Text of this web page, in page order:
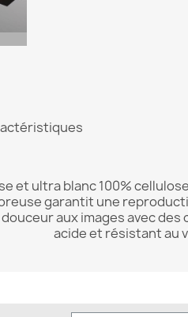
et ultra blanc 100%
garantit une
aux images avec
acide et résistant au